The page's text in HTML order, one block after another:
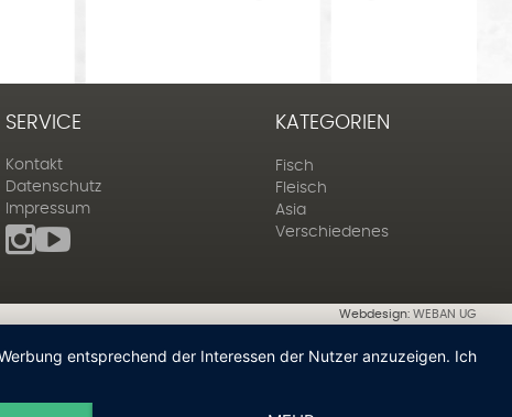
SERVICE
Kontakt
Datenschutz
Impressum
KATEGORIEN
Fisch
Fleisch
Asia
Verschiedenes
Webdesign: WEBAN UG
entsprechend der Interessen der Nutzer anzuzeigen. Ich